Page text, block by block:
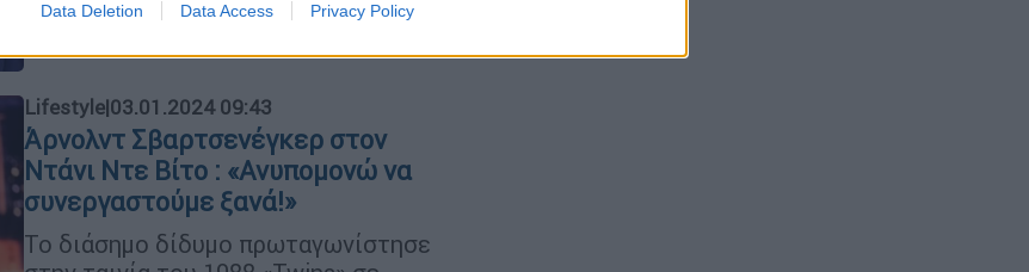
Data Deletion Data Access Privacy Policy
Lifestyle|03.01.2024 09:43
Άρνολντ Σβαρτσενέγκερ στον
Ντάνι Ντε Βίτο : «Ανυπομονώ να
συνεργαστούμε ξανά!»
Το διάσημο δίδυμο πρωταγωνίστησε